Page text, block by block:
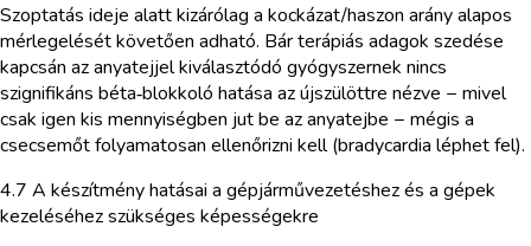
Szoptatás ideje alatt kizárólag a kockázat/haszon arány alapos
mérlegelését követően adható. Bár terápiás adagok szedése
kapcsán az anyatejjel kiválasztódó gyógyszernek nincs
szignifikáns béta‑blokkoló hatása az újszülöttre nézve − mivel
csak igen kis mennyiségben jut be az anyatejbe − mégis a
csecsemőt folyamatosan ellenőrizni kell (bradycardia léphet fel).
4.7 A készítmény hatásai a gépjárművezetéshez és a gépek
kezeléséhez szükséges képességekre